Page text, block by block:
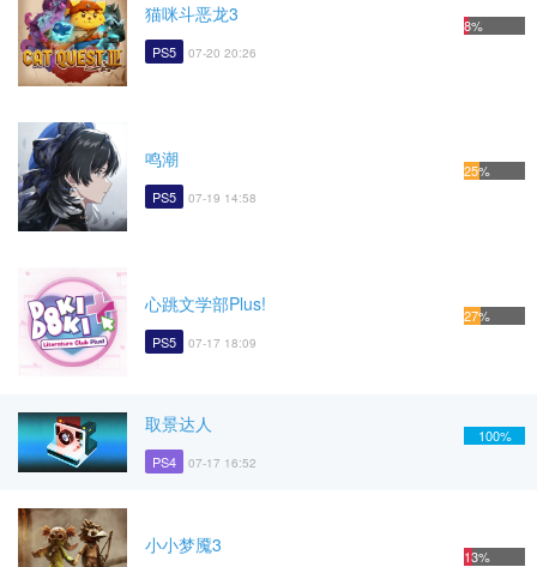
猫咪斗恶龙3
PS5 07-20 20:26
8%
鸣潮
PS5 07-19 14:58
25%
心跳文学部Plus!
PS5 07-17 18:09
27%
取景达人
PS4 07-17 16:52
100%
小小梦魇3 13%